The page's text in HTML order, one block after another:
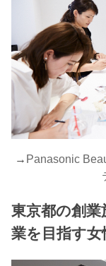
→ Panasonic
東京都の創
業を目指す